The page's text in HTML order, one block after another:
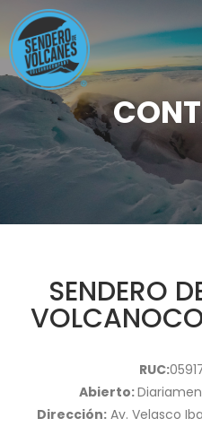
SENDERO
RUC:
Abierto:
Dirección: Av. Velasco